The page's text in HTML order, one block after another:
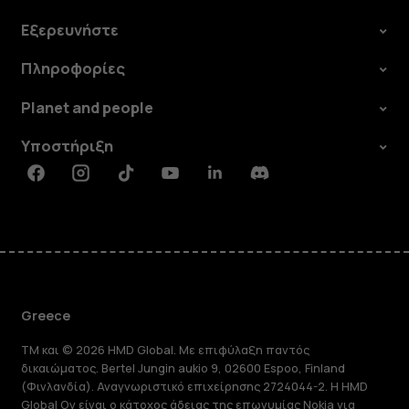
Εξερευνήστε
Πληροφορίες
Planet and people
Υποστήριξη
FacebookInstagramTiktokYoutubeLinkedinDiscord
Greece
TM και © 2026 HMD Global. Με επιφύλαξη παντός
δικαιώματος. Bertel Jungin aukio 9, 02600 Espoo, Finland
(Φινλανδία). Αναγνωριστικό επιχείρησης 2724044-2. Η HMD
Global Oy είναι ο κάτοχος άδειας της επωνυμίας Nokia για